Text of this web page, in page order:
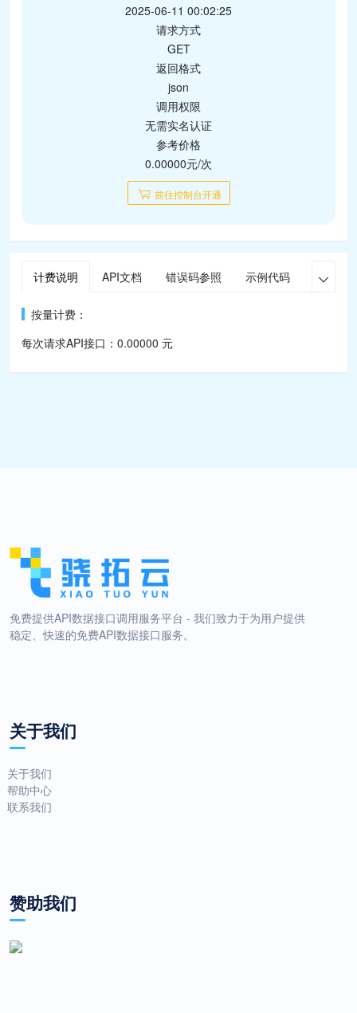
2025-06-11 00:02:25
请求方式
GET
返回格式
json
调用权限
无需实名认证
参考价格
0.00000元/次
前往控制台开通
计费说明 API文档 错误码参照 示例代码 在线调

按量计费：
每次请求API接口：0.00000 元
免费提供API数据接口调用服务平台 - 我们致力于为用户提供
稳定、快速的免费API数据接口服务。
关于我们
关于我们
帮助中心
联系我们
赞助我们